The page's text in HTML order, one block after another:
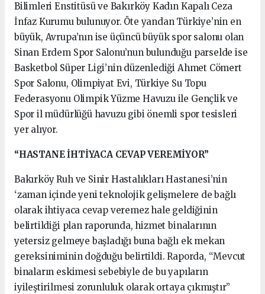
Bilimleri Enstitüsü ve Bakırköy Kadın Kapalı Ceza
İnfaz Kurumu bulunuyor. Öte yandan Türkiye’nin en
büyük, Avrupa’nın ise üçüncü büyük spor salonu olan
Sinan Erdem Spor Salonu’nun bulunduğu parselde ise
Basketbol Süper Ligi’nin düzenlediği Ahmet Cömert
Spor Salonu, Olimpiyat Evi, Türkiye Su Topu
Federasyonu Olimpik Yüzme Havuzu ile Gençlik ve
Spor il müdürlüğü havuzu gibi önemli spor tesisleri
yer alıyor.
“HASTANE İHTİYACA CEVAP VEREMİYOR”
Bakırköy Ruh ve Sinir Hastalıkları Hastanesi’nin
‘zaman içinde yeni teknolojik gelişmelere de bağlı
olarak ihtiyaca cevap veremez hale geldiğinin
belirtildiği plan raporunda, hizmet binalarının
yetersiz gelmeye başladığı buna bağlı ek mekan
gereksiniminin doğduğu belirtildi. Raporda, “Mevcut
binaların eskimesi sebebiyle de bu yapıların
iyileştirilmesi zorunluluk olarak ortaya çıkmıştır”